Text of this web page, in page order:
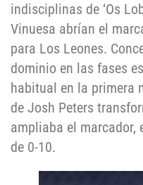
indisciplinas de ‘Os
Vinuesa abrían el
para Los Leones.
dominio en las fases
habitual en la primera
de Josh Peters
ampliaba el marcador,
de 0-10.